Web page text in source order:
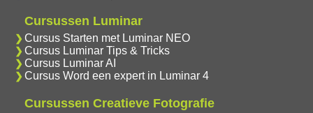
Cursussen Luminar
Cursus Starten met Luminar NEO
Cursus Luminar Tips & Tricks
Cursus Luminar AI
Cursus Word een expert in Luminar 4
Cursussen Creatieve Fotografie